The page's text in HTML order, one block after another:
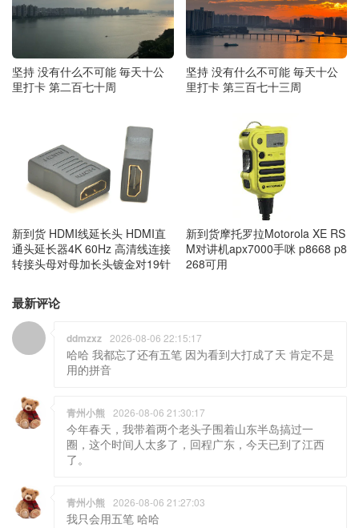
坚持 没有什么不可能 毎天十公
里打卡 第二百七十周
坚持 没有什么不可能 毎天十公
里打卡 第三百七十三周
新到货 HDMI线延长头 HDMI直
通头延长器4K 60Hz 高清线连接
转接头母对母加长头镀金对19针
新到货摩托罗拉Motorola XE RS
M对讲机apx7000手咪 p8668 p8
268可用
最新评论
ddmzxz 2026-08-06 22:15:17
哈哈 我都忘了还有五笔 因为看到大打成了天 肯定不是
用的拼音
青州小熊 2026-08-06 21:30:17
今年春天，我带着两个老头子围着山东半岛搞过一
圈，这个时间人太多了，回程广东，今天已到了江西
了。
青州小熊 2026-08-06 21:27:03
我只会用五笔 哈哈